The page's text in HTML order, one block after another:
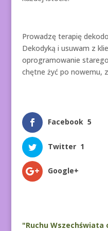
Prowadzę terapię
Dekodyką i usuwam z
oprogramowanie
chętne żyć po nowemu,
Facebook 5
Twitter 1
Google+
"Ruchu Wszechświata